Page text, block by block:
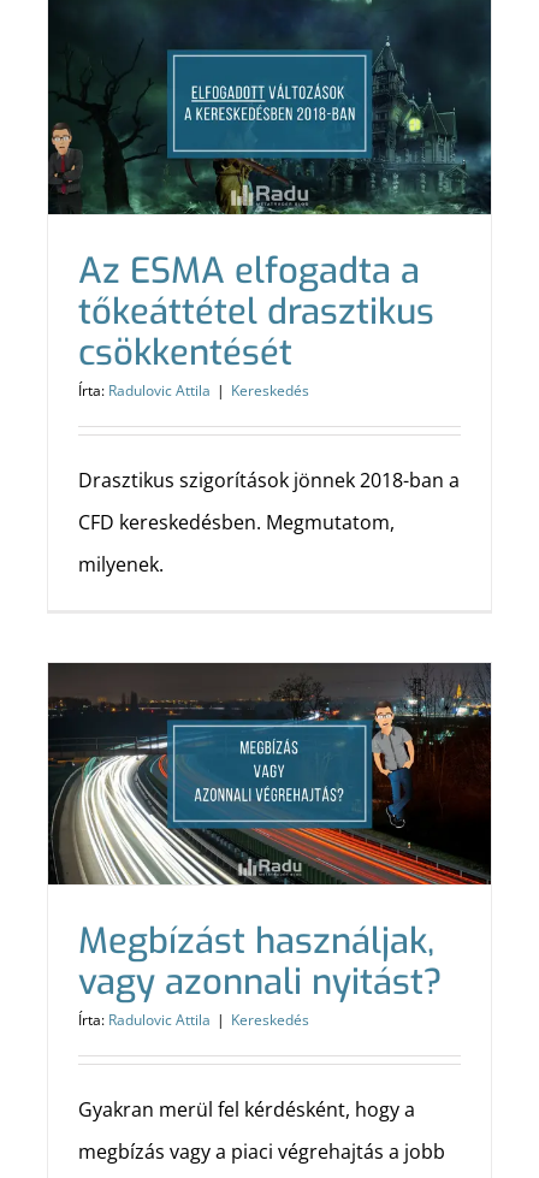
Az ESMA elfogadta a
tőkeáttétel drasztikus
csökkentését
Írta: Radulovic Attila | Kereskedés
Drasztikus szigorítások jönnek 2018-ban a
CFD kereskedésben. Megmutatom,
milyenek.
Megbízást használjak,
vagy azonnali nyitást?
Írta: Radulovic Attila | Kereskedés
Gyakran merül fel kérdésként, hogy a
megbízás vagy a piaci végrehajtás a jobb